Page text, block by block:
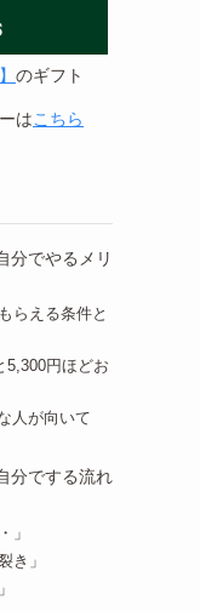
のギフト
はこちら
分でやるメリ
らえる条件と
5,300円ほどお
人が向いて
分でする流れ
」
き」